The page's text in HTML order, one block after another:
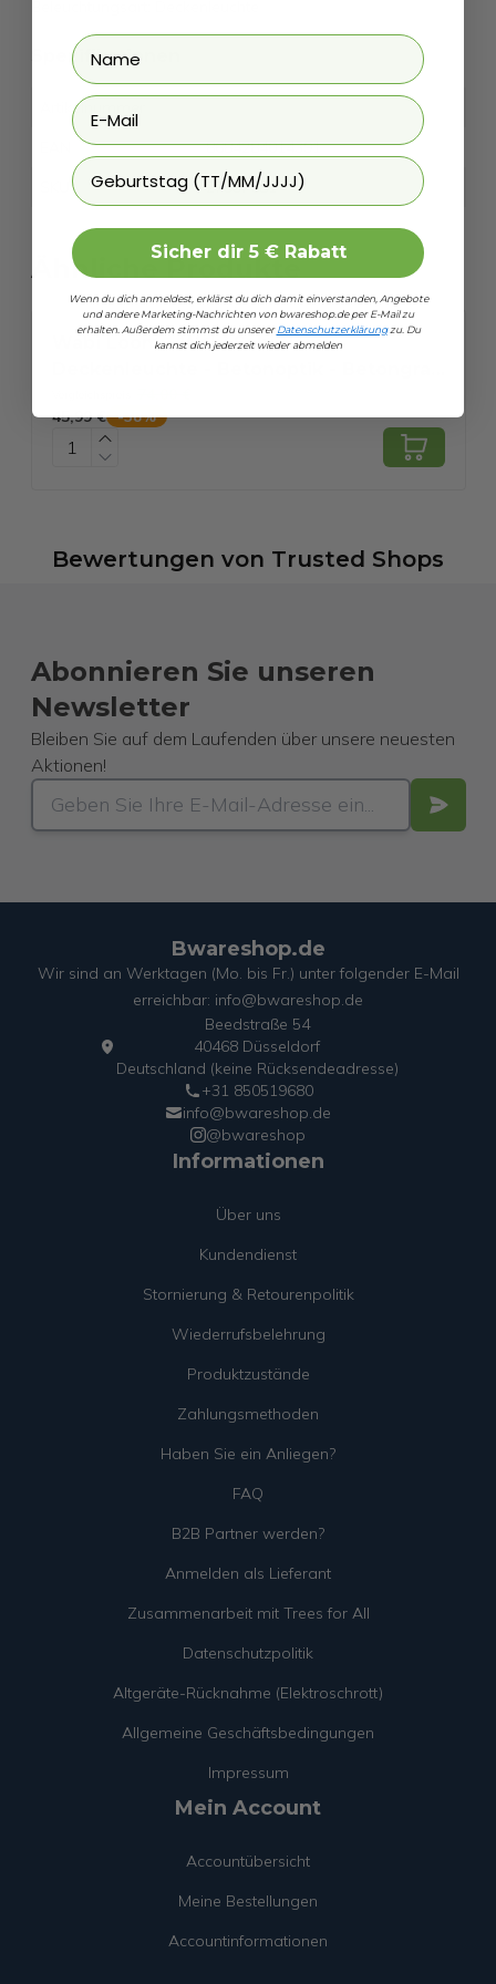
Spezifikationen
Artikelnummer
8684284014391
27537681
Ähnliche Produkte
Wabi Loom - Wabi Sabi Nomu
45,99 €
-38%
Bewertungen von Trusted Shops
Abonnieren Sie unseren
Newsletter
Bleiben Sie auf dem Laufenden über unsere neuesten
Aktionen!
Bwareshop.de
Wir sind an Werktagen (Mo. bis Fr.) unter folgender E-Mail
erreichbar: info@bwareshop.de
Beedstraße 54
40468 Düsseldorf
Deutschland (keine Rücksendeadresse)
+31 850519680
info@bwareshop.de
@bwareshop
Informationen
Über uns
Kundendienst
Stornierung & Retourenpolitik
Wiederrufsbelehrung
Produktzustände
Zahlungsmethoden
Haben Sie ein Anliegen?
FAQ
B2B Partner werden?
Anmelden als Lieferant
Zusammenarbeit mit Trees for All
Datenschutzpolitik
Altgeräte-Rücknahme (Elektroschrott)
Allgemeine Geschäftsbedingungen
Impressum
Mein Account
Accountübersicht
Meine Bestellungen
Accountinformationen
Geburtstag
Sicher dir 5 € Rabatt
Wenn du dich anmeldest, erklärst du dich damit einverstanden, Angebote
und andere Marketing-Nachrichten von bwareshop.deper E-Mail zu
erhalten. Außerdem stimmst du unsererDatenschutzerklärungzu. Du
kannst dich jederzeit wieder abmelden